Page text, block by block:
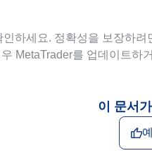
하세요. 정확성을 보장하
MetaTrader를 업데이트하
이 문서
예